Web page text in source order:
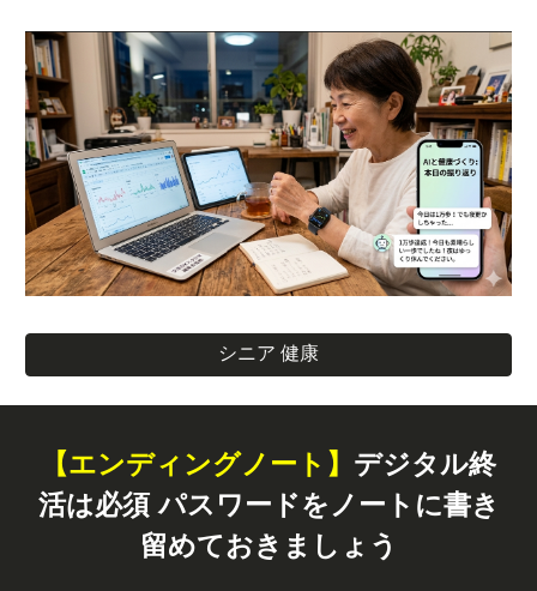
シニア 健康
【エンディングノート】 デジタル終
活は必須 パスワードをノートに書き
留めておきましょう